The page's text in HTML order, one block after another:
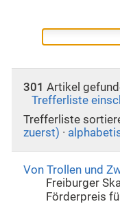
301 Artikel
Trefferliste
Trefferliste
zuerst) ·
Von Trollen und
Freiburger
Förderpreis